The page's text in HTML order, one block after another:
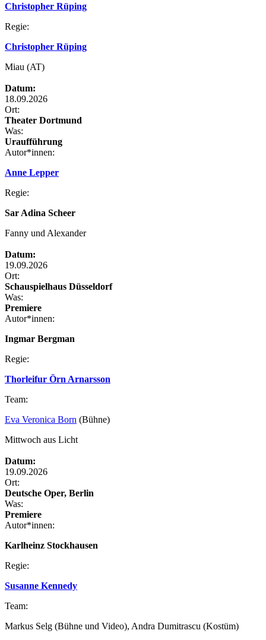
Christopher Rüping
Regie:
Christopher Rüping
Miau (AT)
Datum:
18.09.2026
Ort:
Theater Dortmund
Was:
Uraufführung
Autor*innen:
Anne Lepper
Regie:
Sar Adina Scheer
Fanny und Alexander
Datum:
19.09.2026
Ort:
Schauspielhaus Düsseldorf
Was:
Premiere
Autor*innen:
Ingmar Bergman
Regie:
Thorleifur Örn Arnarsson
Team:
Eva Veronica Born (Bühne)
Mittwoch aus Licht
Datum:
19.09.2026
Ort:
Deutsche Oper, Berlin
Was:
Premiere
Autor*innen:
Karlheinz Stockhausen
Regie:
Susanne Kennedy
Team:
Markus Selg (Bühne und Video), Andra Dumitrascu (Kostüm)